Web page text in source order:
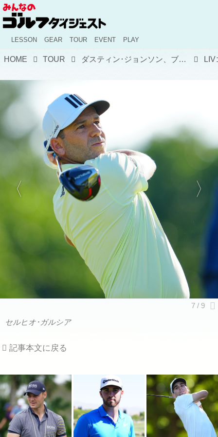
LESSON GEAR TOUR EVENT PLAY
HOME TOUR ダスティン･ジョンソン、ブライソン･デシャンボー…LIVゴルフが米国のテレビ放映局と契約。日本ではYouTube中継のみか?
セルヒオ･ガルシア
記事本文に戻る